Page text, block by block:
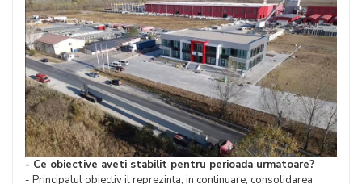
- Ce obiective aveti stabilit pentru perioada urmatoare?
- Principalul obiectiv il reprezinta, in continuare, consolidarea